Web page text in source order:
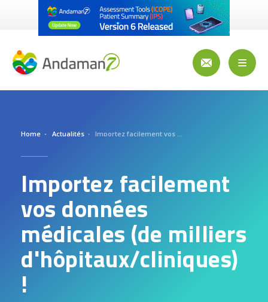
Home Actualités Importez facilement vos données médicales (de milliers d'hôpitaux/cliniques) !
Importez facilement
vos données
médicales (de milliers
d'hôpitaux/cliniques)
!